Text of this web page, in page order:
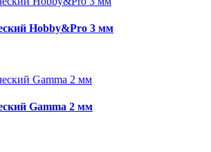
Hobby&Pro 3 мм
Gamma 2 мм